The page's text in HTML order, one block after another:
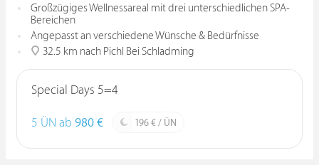
Großzügiges Wellnessareal mit drei unterschiedlichen SPA-
Bereichen
Angepasst an verschiedene Wünsche & Bedürfnisse
32.5 km nach Pichl Bei Schladming
Special Days 5=4
5 ÜN ab 980 € 196 € / ÜN